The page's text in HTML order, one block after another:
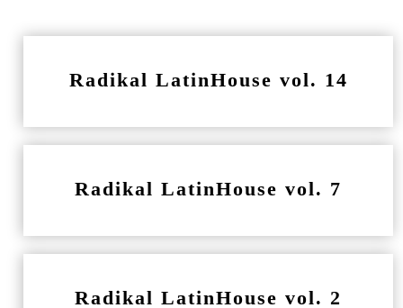
Radikal LatinHouse vol. 14
Radikal LatinHouse vol. 7
Radikal LatinHouse vol. 2